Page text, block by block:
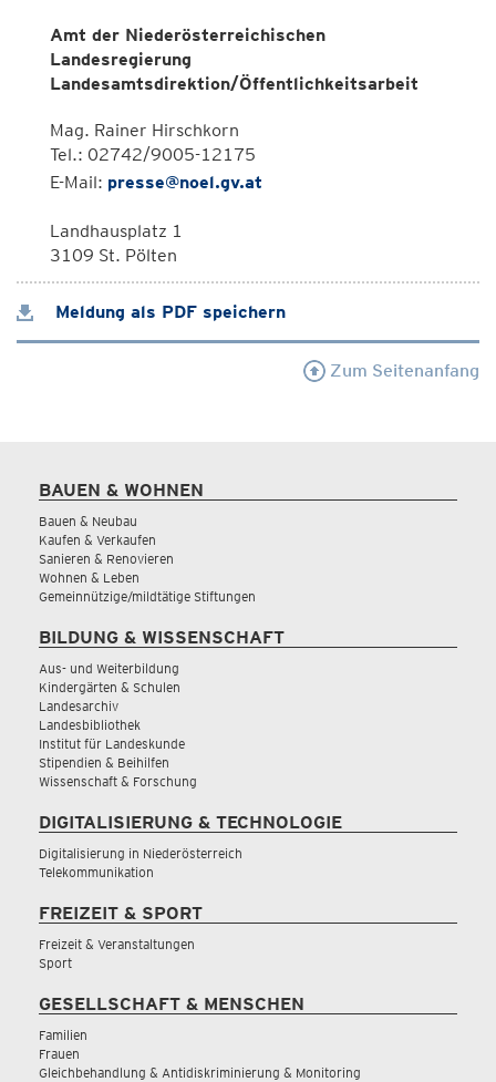
Amt der Niederösterreichischen
Landesregierung
Landesamtsdirektion/Öffentlichkeitsarbeit
Mag. Rainer Hirschkorn
Tel.: 02742/9005-12175
E-Mail: presse@noel.gv.at
Landhausplatz 1
3109 St. Pölten
Meldung als PDF speichern
Zum Seitenanfang
BAUEN & WOHNEN
Bauen & Neubau
Kaufen & Verkaufen
Sanieren & Renovieren
Wohnen & Leben
Gemeinnützige/mildtätige Stiftungen
BILDUNG & WISSENSCHAFT
Aus- und Weiterbildung
Kindergärten & Schulen
Landesarchiv
Landesbibliothek
Institut für Landeskunde
Stipendien & Beihilfen
Wissenschaft & Forschung
DIGITALISIERUNG & TECHNOLOGIE
Digitalisierung in Niederösterreich
Telekommunikation
FREIZEIT & SPORT
Freizeit & Veranstaltungen
Sport
GESELLSCHAFT & MENSCHEN
Familien
Frauen
Gleichbehandlung & Antidiskriminierung & Monitoring